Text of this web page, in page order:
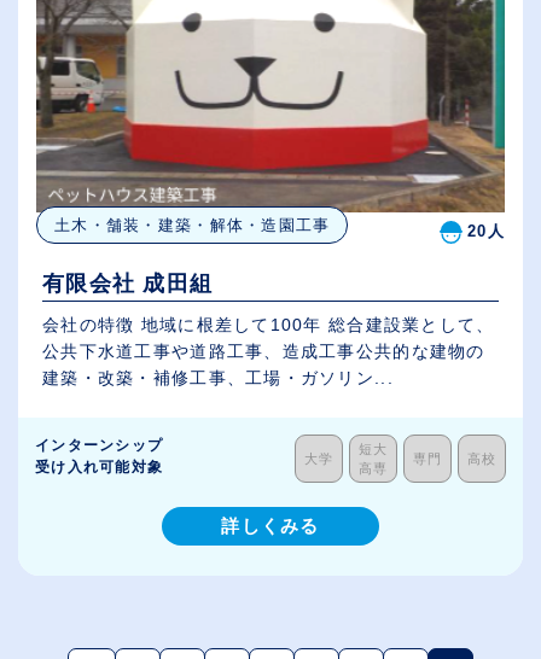
土木・舗装・建築・解体・造園工事 20人
有限会社 成田組
会社の特徴 地域に根差して100年 総合建設業として、
公共下水道工事や道路工事、造成工事公共的な建物の
建築・改築・補修工事、工場・ガソリン...
インターンシップ
受け入れ可能対象
大学
短大
高専
専門 高校
詳しくみる